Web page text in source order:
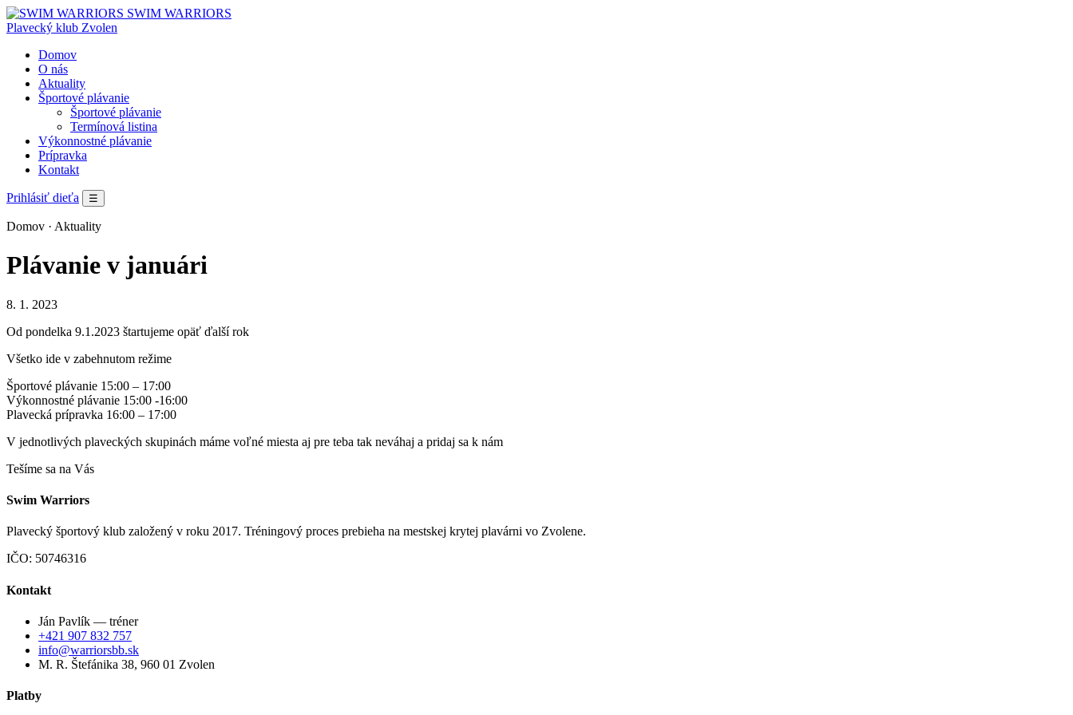
SWIM WARRIORS
Plavecký klub Zvolen
Domov
O nás
Aktuality
Športové plávanie
Športové plávanie
Termínová listina
Výkonnostné plávanie
Prípravka
Kontakt
Prihlásiť dieťa ☰
Domov · Aktuality
Plávanie v januári
8. 1. 2023
Od pondelka 9.1.2023 štartujeme opäť ďalší rok
Všetko ide v zabehnutom režime
Športové plávanie 15:00 – 17:00
Výkonnostné plávanie 15:00 -16:00
Plavecká prípravka 16:00 – 17:00
V jednotlivých plaveckých skupinách máme voľné miesta aj pre teba tak neváhaj a pridaj sa k nám
Tešíme sa na Vás
Swim Warriors
Plavecký športový klub založený v roku 2017. Tréningový proces prebieha na mestskej krytej plavárni vo Zvolene.
IČO: 50746316
Kontakt
Ján Pavlík — tréner
+421 907 832 757
info@warriorsbb.sk
M. R. Štefánika 38, 960 01 Zvolen
Platby